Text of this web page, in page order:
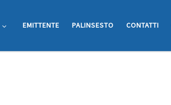
EMITTENTE PALINSESTO CONTATTI